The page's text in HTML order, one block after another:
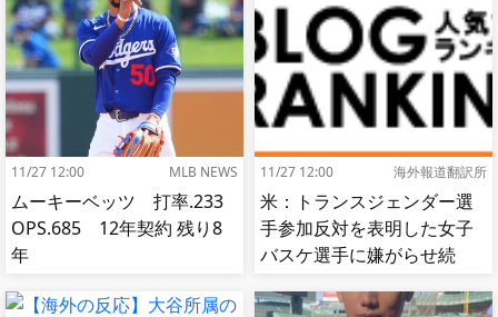
反応]
11/27 12:00 MLB NEWS
ムーキーベッツ 打率.233
OPS.685 12年契約 残り8
年
11/27 12:00 海外報道翻訳所
米：トランスジェンダー選
手参加反対を表明した女子
バスケ選手に嫌がらせ続
肘鉄を顔面に食らう[海外の